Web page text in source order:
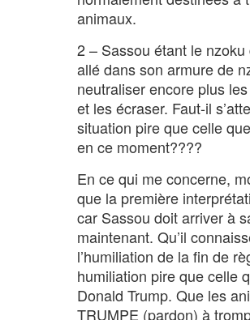
animaux.
2 – Sassou étant le
allé dans son armure de
neutraliser encore plus
et les écraser. Faut-il
situation pire que celle
en ce moment????
En ce qui me concerne,
que la première
car Sassou doit arriver à
maintenant. Qu’il
l’humiliation de la fin de
humiliation pire que celle
Donald Trump. Que les
TRUMPE (pardon) à